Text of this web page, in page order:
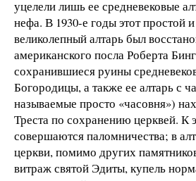
уцелели лишь ее средневековые
нефа. В 1930-е годы этот простой
великолепный алтарь был
американского посла Роберта
сохранившиеся руины
Богородицы, а также ее алтарь с
называемые просто «часовня»)
Треста по сохранению церквей. К
совершаются паломничества; в
церкви, помимо других
витраж святой Эдиты, купель